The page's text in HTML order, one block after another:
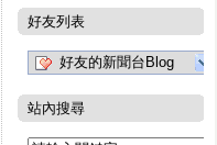
好友列表
好友的新聞台Blog
站內搜尋